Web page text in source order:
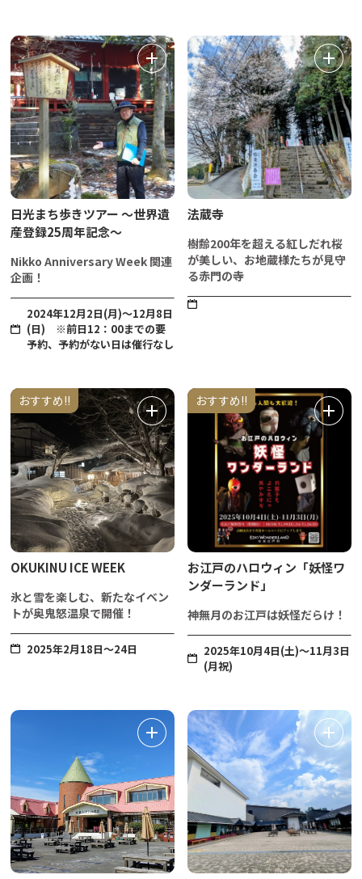
日光まち歩きツアー ～世界遺
産登録25周年記念～
Nikko Anniversary Week 関連
企画！
2024年12月2日(月)～12月8日
(日) ※前日12：00までの要
予約、予約がない日は催行なし
法蔵寺
樹齢200年を超える紅しだれ桜
が美しい、お地蔵様たちが見守
る赤門の寺
おすすめ!!
OKUKINU ICE WEEK
氷と雪を楽しむ、新たなイベン
トが奥鬼怒温泉で開催！
2025年2月18日～24日
おすすめ!!
お江戸のハロウィン「妖怪ワ
ンダーランド」
神無月のお江戸は妖怪だらけ！
2025年10月4日(土)〜11月3日
(月祝)